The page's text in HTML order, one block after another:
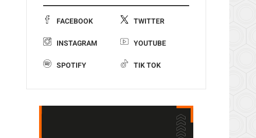
FACEBOOK TWITTER
INSTAGRAM YOUTUBE
SPOTIFY TIK TOK